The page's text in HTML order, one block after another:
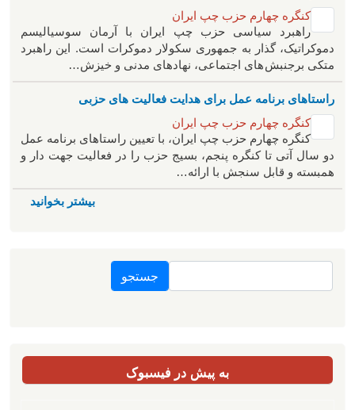
کنگره چهارم حزب چپ ایران
راهبرد سياسی حزب چپ ایران با آرمان سوسیالیسم
دموکراتیک، گذار به جمهوری سکولار دموکرات است. این راهبرد
متکی برجنبش های اجتماعی، نهادهای مدنی و خیزش‌…
راستاهای برنامه عمل برای هدایت فعالیت های حزبی
کنگره چهارم حزب چپ ایران
کنگره چهارم حزب چپ ایران، با تعیین راستاهای برنامه عمل
دو سال آتی تا کنگره پنجم، بسیج حزب را در فعالیت جهت دار و
همبسته و قابل سنجش با ارائه…
بیشتر بخوانید
جستجو
به پیش در فیسبوک